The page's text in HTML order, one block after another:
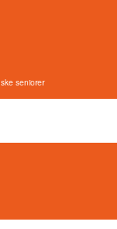
seniorer